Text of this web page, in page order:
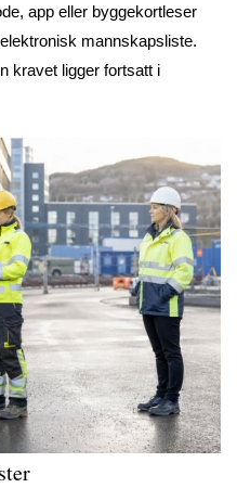
app eller byggekortleser
mannskapsliste.
kravet ligger fortsatt i